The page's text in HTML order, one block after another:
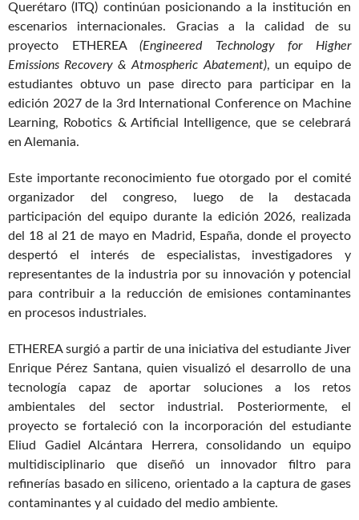
Querétaro (ITQ) continúan posicionando a la institución en
escenarios internacionales. Gracias a la calidad de su
proyecto ETHEREA(Engineered Technology for Higher
Emissions Recovery & Atmospheric Abatement), un equipo de
estudiantes obtuvo un pase directo para participar en la
edición 2027 de la 3rd International Conference on Machine
Learning, Robotics & Artificial Intelligence, que se celebrará
en Alemania.
Este importante reconocimiento fue otorgado por el comité
organizador del congreso, luego de la destacada
participación del equipo durante la edición 2026, realizada
del 18 al 21 de mayo en Madrid, España, donde el proyecto
despertó el interés de especialistas, investigadores y
representantes de la industria por su innovación y potencial
para contribuir a la reducción de emisiones contaminantes
en procesos industriales.
ETHEREA surgió a partir de una iniciativa del estudiante Jiver
Enrique Pérez Santana, quien visualizó el desarrollo de una
tecnología capaz de aportar soluciones a los retos
ambientales del sector industrial. Posteriormente, el
proyecto se fortaleció con la incorporación del estudiante
Eliud Gadiel Alcántara Herrera, consolidando un equipo
multidisciplinario que diseñó un innovador filtro para
refinerías basado en siliceno, orientado a la captura de gases
contaminantes y al cuidado del medio ambiente.